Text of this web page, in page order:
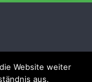
Website weiter
aus.